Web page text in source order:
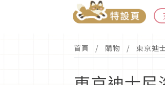
首頁 購物 東京迪